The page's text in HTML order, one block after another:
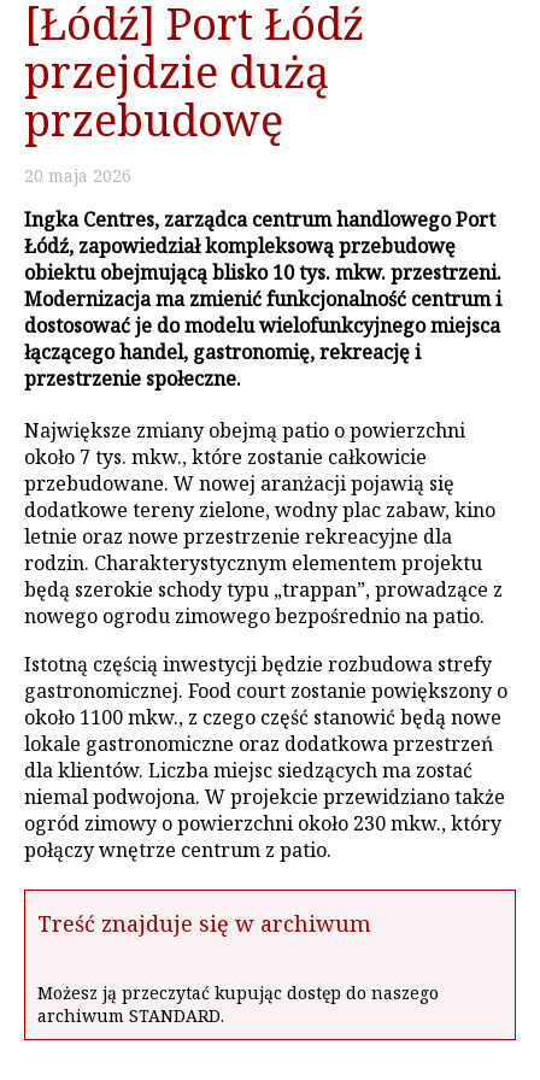
[Łódź] Port Łódź
przejdzie dużą
przebudowę
20 maja 2026
Ingka Centres, zarządca centrum handlowego Port
Łódź, zapowiedział kompleksową przebudowę
obiektu obejmującą blisko 10 tys. mkw. przestrzeni.
Modernizacja ma zmienić funkcjonalność centrum i
dostosować je do modelu wielofunkcyjnego miejsca
łączącego handel, gastronomię, rekreację i
przestrzenie społeczne.
Największe zmiany obejmą patio o powierzchni
około 7 tys. mkw., które zostanie całkowicie
przebudowane. W nowej aranżacji pojawią się
dodatkowe tereny zielone, wodny plac zabaw, kino
letnie oraz nowe przestrzenie rekreacyjne dla
rodzin. Charakterystycznym elementem projektu
będą szerokie schody typu „trappan”, prowadzące z
nowego ogrodu zimowego bezpośrednio na patio.
Istotną częścią inwestycji będzie rozbudowa strefy
gastronomicznej. Food court zostanie powiększony o
około 1100 mkw., z czego część stanowić będą nowe
lokale gastronomiczne oraz dodatkowa przestrzeń
dla klientów. Liczba miejsc siedzących ma zostać
niemal podwojona. W projekcie przewidziano także
ogród zimowy o powierzchni około 230 mkw., który
połączy wnętrze centrum z patio.
Treść znajduje się w archiwum
Możesz ją przeczytać kupując dostęp do naszego
archiwum STANDARD.